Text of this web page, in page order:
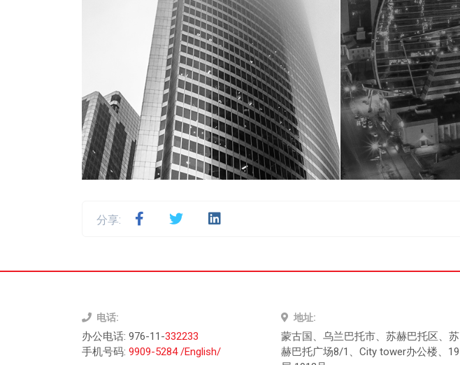
分享:
电话:
办公电话: 976-11-332233
手机号码: 9909-5284 /English/
地址:
蒙古国、乌兰巴托市、苏赫巴托区、苏
赫巴托广场8/1、City tower办公楼、19